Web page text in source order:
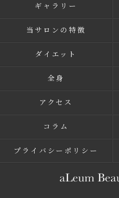
ギャラリー
当サロンの特徴
ダイエット
全身
アクセス
コラム
プライバシーポリシー